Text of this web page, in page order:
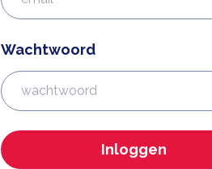
Wachtwoord
Inloggen